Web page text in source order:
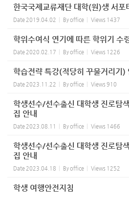
한국국제교류재단 대학(원)생 서포
Date 2019.04.02 Byoffice Views 1437
학위수여식 연기에 따른 학위기 수
Date 2020.02.17 Byoffice Views 1226
학습전략 특강(적당히 꾸물거리기)
Date 2023.11.22 Byoffice Views 910
학생선수/선수출신 대학생 진로탐
집 안내
Date 2023.08.11 Byoffice Views 1466
학생선수/선수출신 대학생 진로탐
집 안내
Date 2023.04.18 Byoffice Views 1252
학생 여행안전지침